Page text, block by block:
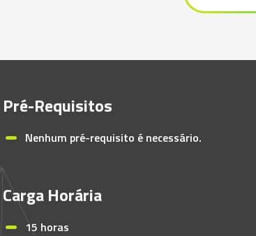
Pré-Requisitos
Nenhum pré-requisito é necessário.
Carga Horária
15 horas